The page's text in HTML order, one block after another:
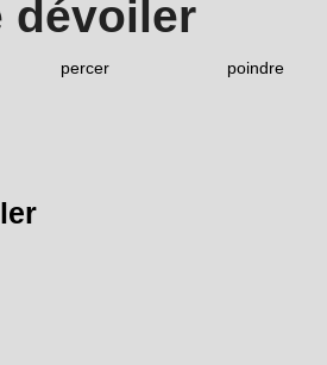
dévoiler
percer poindre